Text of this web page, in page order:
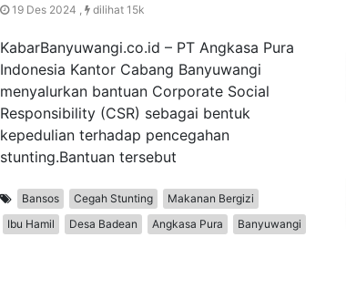
19 Des 2024 , dilihat 15k
KabarBanyuwangi.co.id – PT Angkasa Pura
Indonesia Kantor Cabang Banyuwangi
menyalurkan bantuan Corporate Social
Responsibility (CSR) sebagai bentuk
kepedulian terhadap pencegahan
stunting.Bantuan tersebut
Bansos Cegah Stunting
Makanan Bergizi
Ibu Hamil
Desa Badean Angkasa Pura Banyuwangi